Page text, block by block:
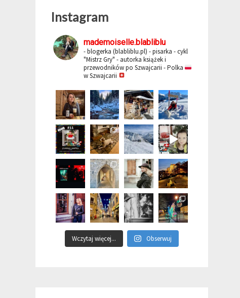
Instagram
mademoiselle.blabliblu
- blogerka (blabliblu.pl) - pisarka - cykl
"Mistrz Gry" - autorka książek i
przewodników po Szwajcarii - Polka
w Szwajcarii
Wczytaj więcej... Obserwuj